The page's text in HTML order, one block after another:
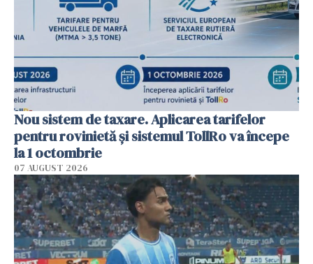
Nou sistem de taxare. Aplicarea tarifelor
pentru rovinietă şi sistemul TollRo va începe
la 1 octombrie
07 AUGUST 2026